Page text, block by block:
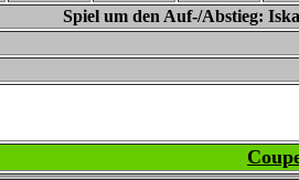
Spiel um den Auf-/Abstieg: